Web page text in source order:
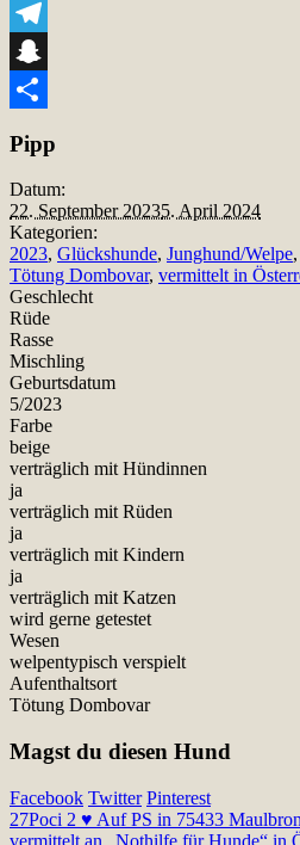
Viber
Telegram
Snapchat
Pipp
Datum:
22. September 20235. April 2024
Kategorien:
2023, Glückshunde, Junghund/Welpe,
Tötung Dombovar, vermittelt in
Geschlecht
Rüde
Rasse
Mischling
Geburtsdatum
5/2023
Farbe
beige
verträglich mit Hündinnen
ja
verträglich mit Rüden
ja
verträglich mit Kindern
ja
verträglich mit Katzen
wird gerne getestet
Wesen
welpentypisch verspielt
Aufenthaltsort
Tötung Dombovar
Magst du diesen Hund
Facebook Twitter Pinterest
27Poci 2 ♥ Auf PS in 75433
vermittelt an „Nothilfe für Hunde“ in